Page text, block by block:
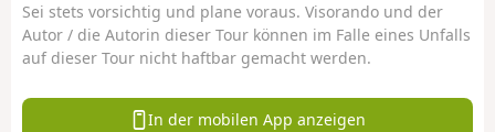
Sei stets vorsichtig und plane voraus. Visorando und der
Autor / die Autorin dieser Tour können im Falle eines Unfalls
auf dieser Tour nicht haftbar gemacht werden.
In der mobilen App anzeigen